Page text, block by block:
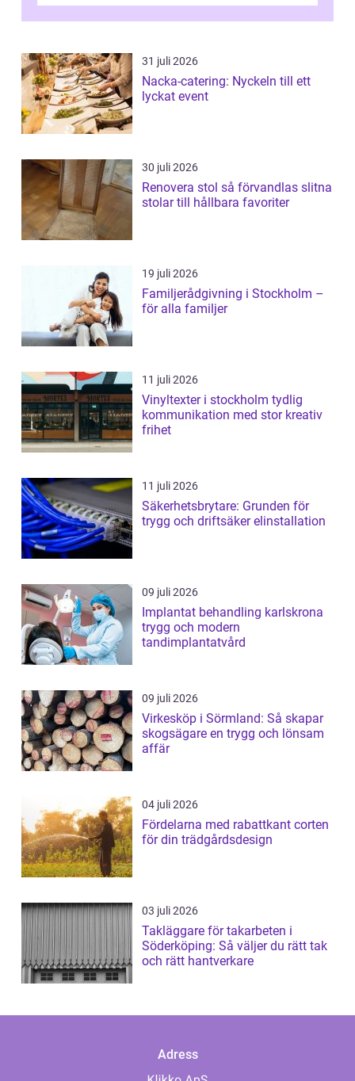
31 juli 2026
Nacka-catering: Nyckeln till ett
lyckat event
30 juli 2026
Renovera stol så förvandlas slitna
stolar till hållbara favoriter
19 juli 2026
Familjerådgivning i Stockholm –
för alla familjer
11 juli 2026
Vinyltexter i stockholm tydlig
kommunikation med stor kreativ
frihet
11 juli 2026
Säkerhetsbrytare: Grunden för
trygg och driftsäker elinstallation
09 juli 2026
Implantat behandling karlskrona
trygg och modern
tandimplantatvård
09 juli 2026
Virkesköp i Sörmland: Så skapar
skogsägare en trygg och lönsam
affär
04 juli 2026
Fördelarna med rabattkant corten
för din trädgårdsdesign
03 juli 2026
Takläggare för takarbeten i
Söderköping: Så väljer du rätt tak
och rätt hantverkare
Adress